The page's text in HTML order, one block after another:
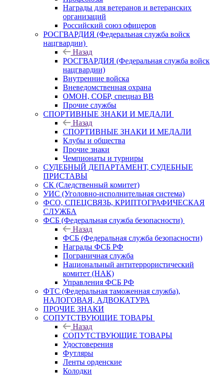
Награды для ветеранов и ветеранских
организаций
Российский союз офицеров
РОСГВАРДИЯ (Федеральная служба войск
нацгвардии)
Назад
РОСГВАРДИЯ (Федеральная служба войск
нацгвардии)
Внутренние войска
Вневедомственная охрана
ОМОН, СОБР, спецназ ВВ
Прочие службы
СПОРТИВНЫЕ ЗНАКИ И МЕДАЛИ
Назад
СПОРТИВНЫЕ ЗНАКИ И МЕДАЛИ
Клубы и общества
Прочие знаки
Чемпионаты и турниры
СУДЕБНЫЙ ДЕПАРТАМЕНТ, СУДЕБНЫЕ
ПРИСТАВЫ
СК (Следственный комитет)
УИС (Уголовно-исполнительная система)
ФСО, СПЕЦСВЯЗЬ, КРИПТОГРАФИЧЕСКАЯ
СЛУЖБА
ФСБ (Федеральная служба безопасности)
Назад
ФСБ (Федеральная служба безопасности)
Награды ФСБ РФ
Пограничная служба
Национальный антитеррористический
комитет (НАК)
Управления ФСБ РФ
ФТС (Федеральная таможенная служба),
НАЛОГОВАЯ, АДВОКАТУРА
ПРОЧИЕ ЗНАКИ
СОПУТСТВУЮЩИЕ ТОВАРЫ
Назад
СОПУТСТВУЮЩИЕ ТОВАРЫ
Удостоверения
Футляры
Ленты орденские
Колодки